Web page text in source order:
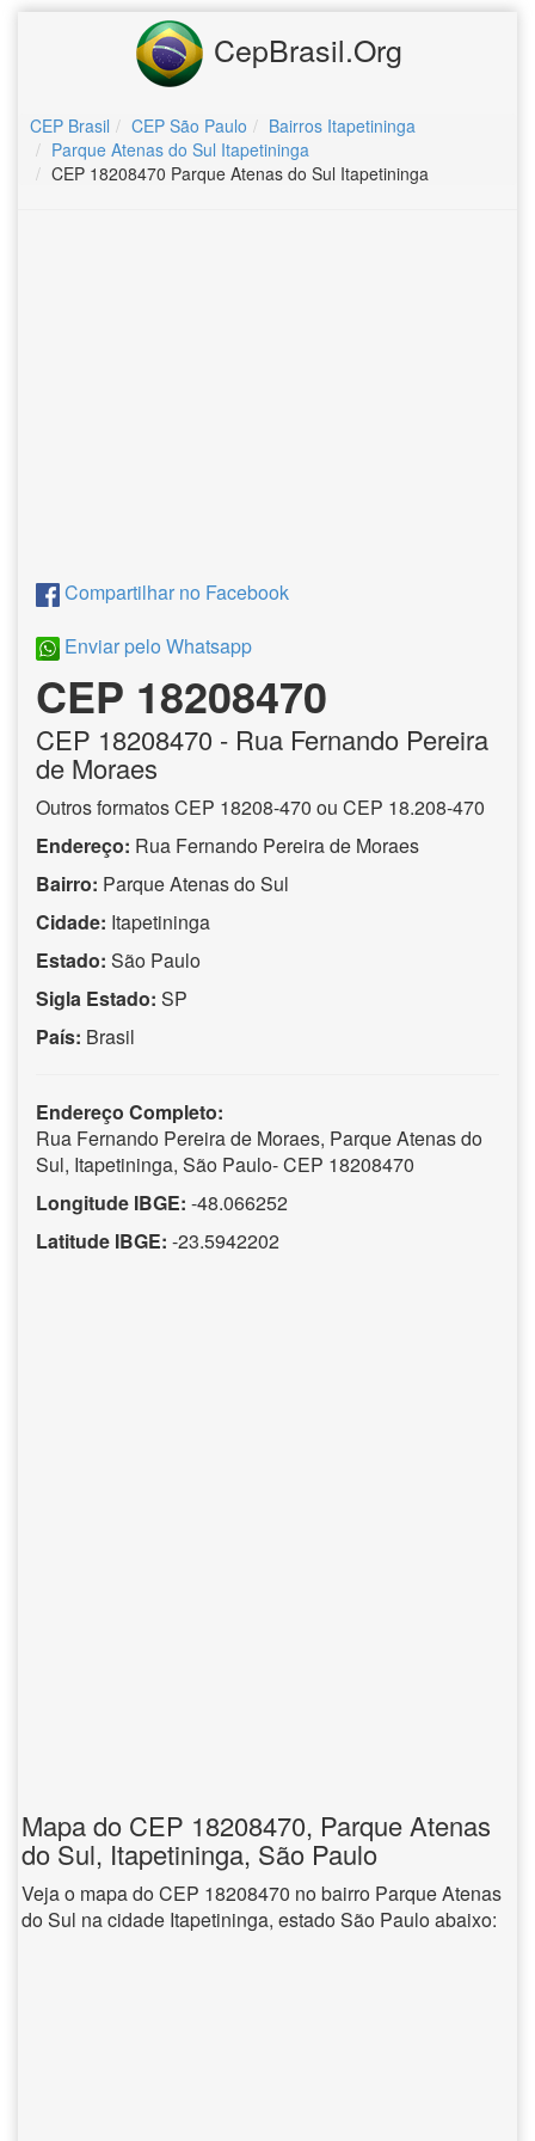
CepBrasil.Org
CEP Brasil CEP São Paulo
Bairros Itapetininga
Parque Atenas do Sul Itapetininga
CEP 18208470 Parque Atenas do Sul Itapetininga
Compartilhar no Facebook
Enviar pelo Whatsapp
CEP 18208470
CEP 18208470 - Rua Fernando Pereira
de Moraes
Outros formatos CEP 18208-470 ou CEP 18.208-470
Endereço: Rua Fernando Pereira de Moraes
Bairro: Parque Atenas do Sul
Cidade: Itapetininga
Estado: São Paulo
Sigla Estado: SP
País: Brasil
Endereço Completo:
Rua Fernando Pereira de Moraes, Parque Atenas do
Sul, Itapetininga, São Paulo- CEP 18208470
Longitude IBGE: -48.066252
Latitude IBGE: -23.5942202
Mapa do CEP 18208470, Parque Atenas
do Sul, Itapetininga, São Paulo
Veja o mapa do CEP 18208470 no bairro Parque Atenas
do Sul na cidade Itapetininga, estado São Paulo abaixo: